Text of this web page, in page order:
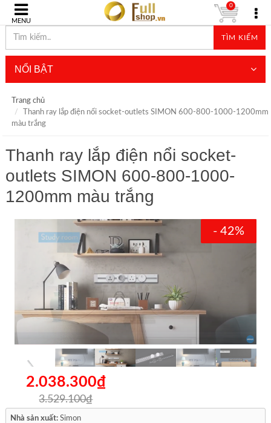
MENU
TÌM KIẾM
0
NỔI BẬT
Trang chủ
Thanh ray lắp điện nổi socket-outlets SIMON 600-800-1000-1200mm
màu trắng
Thanh ray lắp điện nổi socket-
outlets SIMON 600-800-1000-
1200mm màu trắng
- 42%
2.038.300₫
3.529.100₫
Nhà sản xuất: Simon